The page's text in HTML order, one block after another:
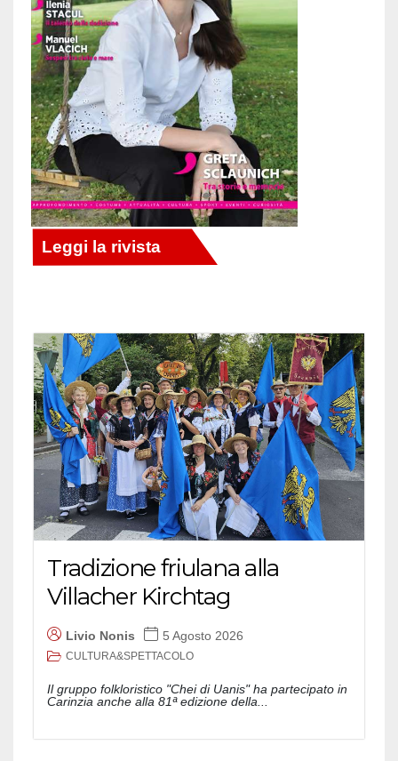
Tradizione friulana alla
Villacher Kirchtag
Livio Nonis 5 Agosto 2026
CULTURA&SPETTACOLO
Il gruppo folkloristico "Chei di Uanis" ha partecipato in
Carinzia anche alla 81ª edizione della...